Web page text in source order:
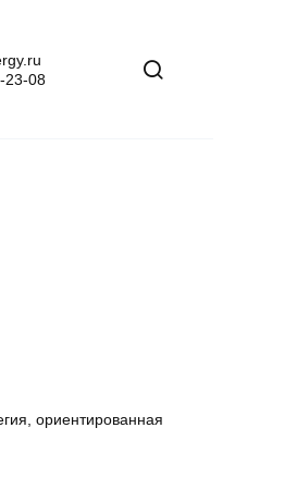
23-08
ориентированная